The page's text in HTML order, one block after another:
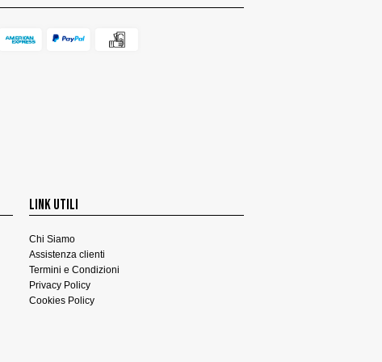
LINK UTILI
Chi Siamo
Assistenza clienti
Termini e Condizioni
Privacy Policy
Cookies Policy